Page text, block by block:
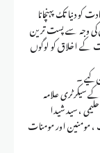
دنیا تک پہنچانا
وجہ سے پست ترین
کے اخلاق کو لوگوں
کیے ۔
سیکرٹری علامہ
، سید شیدا
مومنین اور مومنات